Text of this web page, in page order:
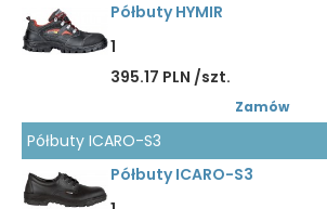
Półbuty HYMIR
1
395.17 PLN /szt.
Zamów
Półbuty ICARO-S3
Półbuty ICARO-S3